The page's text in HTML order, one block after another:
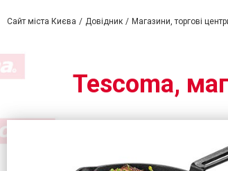
Сайт міста Києва Довідник Магазини, торгові
Tescoma,